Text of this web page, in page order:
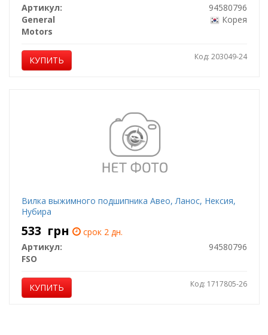
Артикул:
94580796
General
Motors
Корея
КУПИТЬ Код: 203049-24
Вилка выжимного подшипника Авео, Ланос, Нексия,
Нубира
533 грн
срок 2 дн.
Артикул:
94580796
FSO
КУПИТЬ Код: 1717805-26